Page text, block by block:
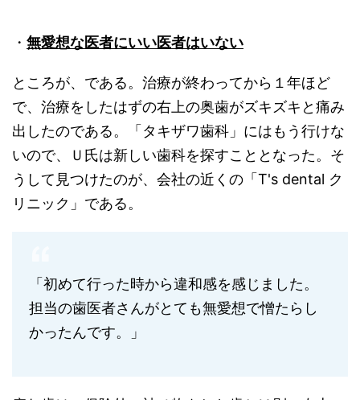
・ 無愛想な医者にいい医者はいない
ところが、である。治療が終わってから１年ほど
で、治療をしたはずの右上の奥歯がズキズキと痛み
出したのである。「タキザワ歯科」にはもう行けな
いので、Ｕ氏は新しい歯科を探すこととなった。そ
うして見つけたのが、会社の近くの「T's dental ク
リニック」である。
「初めて行った時から違和感を感じました。
担当の歯医者さんがとても無愛想で憎たらし
かったんです。」